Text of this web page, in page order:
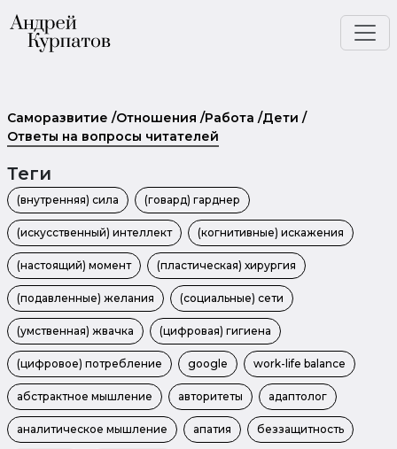
Саморазвитие /Отношения /Работа /Дети /
Ответы на вопросы читателей
Теги
(внутренняя) сила (говард) гарднер
(искусственный) интеллект (когнитивные) искажения
(настоящий) момент (пластическая) хирургия
(подавленные) желания (социальные) сети
(умственная) жвачка (цифровая) гигиена
(цифровое) потребление google work-life balance
абстрактное мышление авторитеты адаптолог
аналитическое мышление апатия беззащитность